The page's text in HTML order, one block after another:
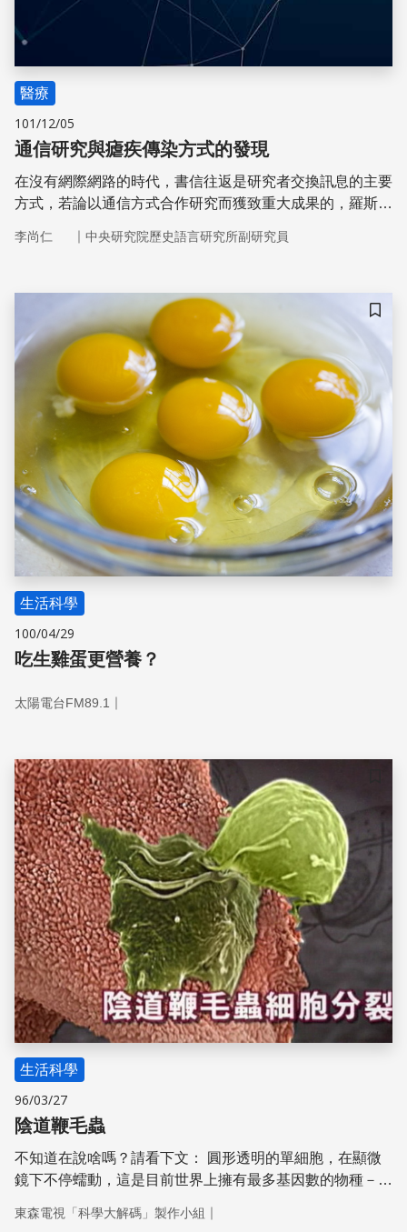
醫療
101/12/05
通信研究與瘧疾傳染方式的發現
在沒有網際網路的時代，書信往返是研究者交換訊息的主要
方式，若論以通信方式合作研究而獲致重大成果的，羅斯與
李尚仁 ｜ 中央研究院歷史語言研究所副研究員
儲存
生活科學
100/04/29
吃生雞蛋更營養？
太陽電台FM89.1 ｜
生活科學
96/03/27
陰道鞭毛蟲
不知道在說啥嗎？請看下文： 圓形透明的單細胞，在顯微
鏡下不停蠕動，這是目前世界上擁有最多基因數的物種－－
而成為性病元兇。 在男孩子裡面的話，因為它是寄生在前
東森電視「科學大解碼」製作小組 ｜